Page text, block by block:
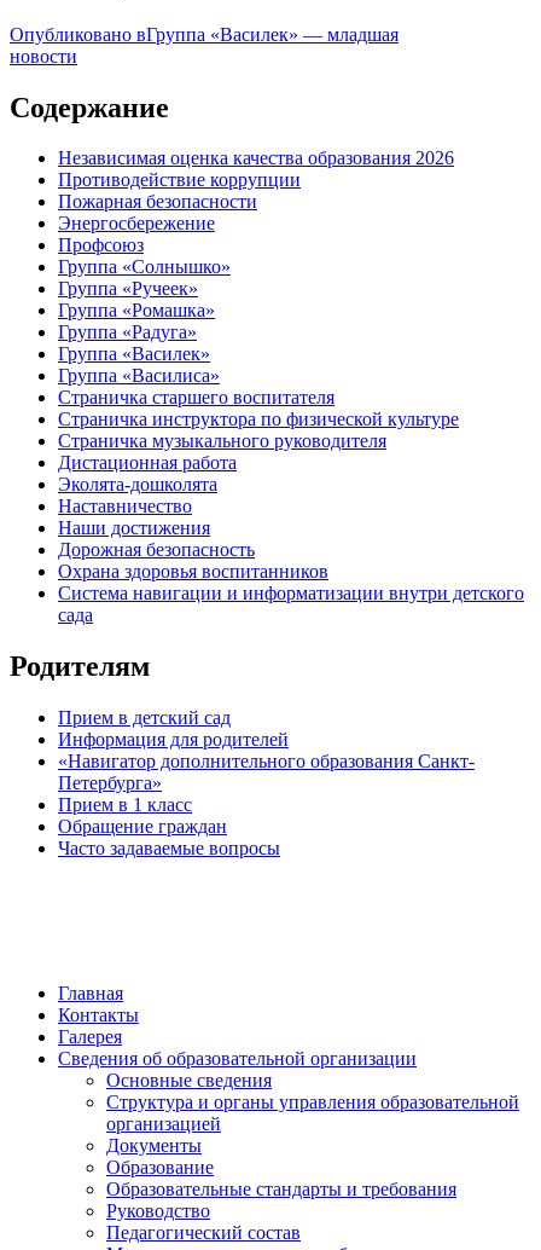
Опубликовано вГруппа «Василек» — младшая
новости
Содержание
Независимая оценка качества образования 2026
Противодействие коррупции
Пожарная безопасности
Энергосбережение
Профсоюз
Группа «Солнышко»
Группа «Ручеек»
Группа «Ромашка»
Группа «Радуга»
Группа «Василек»
Группа «Василиса»
Страничка старшего воспитателя
Страничка инструктора по физической культуре
Страничка музыкального руководителя
Дистационная работа
Эколята-дошколята
Наставничество
Наши достижения
Дорожная безопасность
Охрана здоровья воспитанников
Система навигации и информатизации внутри детского
сада
Родителям
Прием в детский сад
Информация для родителей
«Навигатор дополнительного образования Санкт-
Петербурга»
Прием в 1 класс
Обращение граждан
Часто задаваемые вопросы
Главная
Контакты
Галерея
Сведения об образовательной организации
Основные сведения
Структура и органы управления образовательной
организацией
Документы
Образование
Образовательные стандарты и требования
Руководство
Педагогический состав